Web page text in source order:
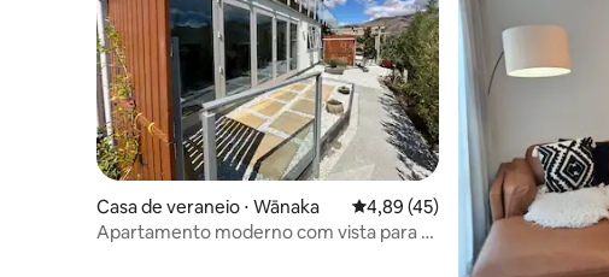
Casa de veraneio ⋅ Wānaka 4,89 de uma avaliação média
4,89 (45)
Apartamento moderno com vista para a